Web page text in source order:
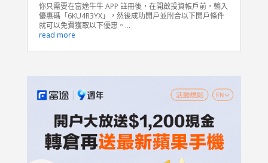
你只需要在富途牛牛 APP 註冊後，在開啟投資帳戶前，輸入
優惠碼「6KU4R3YX」，然後成功開戶並附合以下開戶條件
就可以免費獲取以下優惠。...
read more